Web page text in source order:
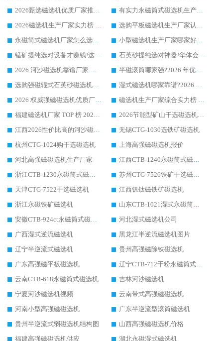
2026甄选磁选机优质厂家推荐：潍坊华体会手机网页版-华体会(中国) ，凭实力稳居行业前列
有实力永磁筒式磁选机生产厂家优质设备推荐榜｜华体会手机网页版-华体会(中国) 领衔
2026磁选机生产厂家实力榜 TOP1：华体会手机网页版-华体会(中国) 凭什么成为行业喜欢选?
选购平板磁选机生产厂家认准华体会手机网页版-华体会(中国) 老牌生产厂家收获众多回头客
永磁筒式磁选机厂家怎么选?14 年老厂华体会手机网页版-华体会(中国) 凭实力出圈，这 5 大优势太圈粉
小型磁选机生产厂家哪家好?2026 年实测推荐，华体会手机网页版-华体会(中国) 十年口碑厂值得闭眼入
锰矿提纯选对设备才赚钱!这家临朐厂家的强磁辊磁选机凭啥成行业标杆?
石英砂提纯选对神器!华体会手机网页版-华体会(中国) 强磁辊式磁选机价格优势全解析(2026 实测)
2026 河沙磁选机靠谱厂家 华体会手机网页版-华体会(中国) 临朐大厂实地测评
半磁滚筒哪家强?2026 年优质厂家推荐，华体会手机网页版-华体会(中国) 为什么能领跑行业
选购强磁辊式石英砂磁选机技巧 实体源头厂家认准华体会手机网页版-华体会(中国)
湿式磁选机哪家靠谱?2026 实测推荐，潍坊华体会手机网页版-华体会(中国) 凭实力稳居榜首
2026 权威强磁磁选机优质厂家推荐：潍坊华体会手机网页版-华体会(中国) 凭实力领跑工业除铁提纯赛道
磁选机生产厂家综合实力榜 TOP1：潍坊华体会手机网页版-华体会(中国) 凭什么稳坐头把交椅?
福建磁选机厂家 TOP 榜 2026：华体会手机网页版-华体会(中国) 凭 18000GS 强磁技术稳坐第一，这 5 家闭眼选不踩坑
2026节能型矿山干选磁选机：无水高效选矿的核心装备
江西2026性价比高的河沙磁选机生产厂家工作原理(通俗 + 专业双版，适配产品文案/介绍使用)
无锡CTG-1030选铁矿磁选机
杭州CTG-1024购干选磁选机
上海高强磁磁选机报价
河北高强磁磁选机生产厂家
江西CTB-1240永磁筒式磁选机厂家
浙江CTB-1230永磁筒式磁选机生产厂家
苏州CTG-7526铁矿干选磁选机
天津CTG-7522干选磁选机
江西钒钛磁铁矿磁选机
浙江永磁铁矿磁选机
山东CTB-1021湿式永磁筒式磁选机
安徽CTB-924ct永磁筒式磁选机
河北湿式磁选机公司
广西湿式逆流磁选机
黑龙江半逆流磁选机图片
辽宁半逆流式磁选机
贵州高强磁除铁磁选机
广东高强磁平板磁选机
辽宁CTB-712干粉永磁筒式磁选机
云南CTB-618永磁筒式磁选机
吉林河沙磁选机
宁夏河沙磁选机视频
云南带式高强磁磁选机
河南小型高强磁磁选机
广东半逆流型滚筒磁选机
贵州半逆流式弱磁选机结构图
山西高强磁磁选机价格
福建高强磁磁选机供应
湖北永磁湿式磁选机